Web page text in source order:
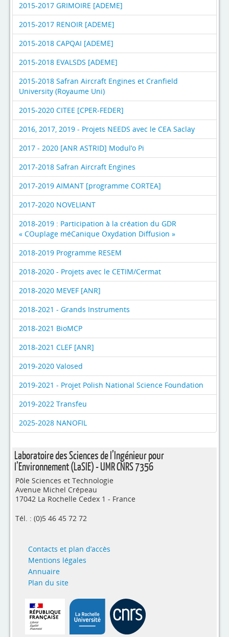
2015-2017 GRIMOIRE [ADEME]
2015-2017 RENOIR [ADEME]
2015-2018 CAPQAI [ADEME]
2015-2018 EVALSDS [ADEME]
2015-2018 Safran Aircraft Engines et Cranfield
University (Royaume Uni)
2015-2020 CITEE [CPER-FEDER]
2016, 2017, 2019 - Projets NEEDS avec le CEA Saclay
2017 - 2020 [ANR ASTRID] Modul’o Pi
2017-2018 Safran Aircraft Engines
2017-2019 AIMANT [programme CORTEA]
2017-2020 NOVELIANT
2018-2019 : Participation à la création du GDR
« COuplage méCanique Oxydation Diffusion »
2018-2019 Programme RESEM
2018-2020 - Projets avec le CETIM/Cermat
2018-2020 MEVEF [ANR]
2018-2021 - Grands Instruments
2018-2021 BioMCP
2018-2021 CLEF [ANR]
2019-2020 Valosed
2019-2021 - Projet Polish National Science Foundation
2019-2022 Transfeu
2025-2028 NANOFIL
Laboratoire des Sciences de l’Ingénieur pour
l’Environnement (LaSIE) - UMR CNRS 7356
Pôle Sciences et Technologie
Avenue Michel Crépeau
17042 La Rochelle Cedex 1 - France
Tél. : (0)5 46 45 72 72
Contacts et plan d’accès
Mentions légales
Annuaire
Plan du site